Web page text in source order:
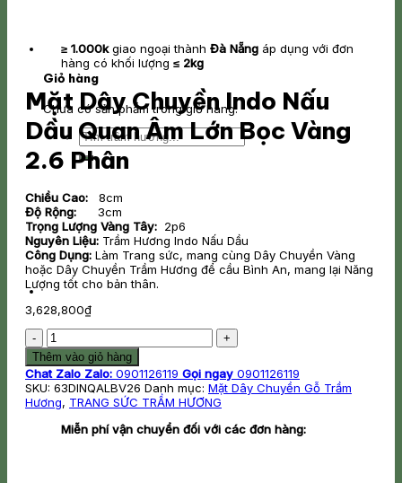
Giỏ hàng
Chưa có sản phẩm trong giỏ hàng.
Tìm
kiếm:
≥ 1.000kgiao ngoại thành Đà Nẵng áp dụng với đơn
hàng có khối lượng ≤ 2kg
Mặt Dây Chuyền Indo Nấu
Dầu Quan Âm Lớn Bọc Vàng
2.6 Phân
Chiều Cao: 8cm
Độ Rộng:
3cm
Trọng Lượng Vàng Tây: 2p6
Nguyên Liệu: Trầm Hương Indo Nấu Dầu
Công Dụng: Làm Trang sức, mang cùng Dây Chuyền Vàng
hoặc Dây Chuyền Trầm Hương để cầu Bình An, mang lại Năng
Lượng tốt cho bản thân.
3,628,800₫
Mặt
Dây
Chuyền
Indo
Nấu
Dầu
Quan
Âm
Thêm vào giỏ hàng
Chat Zalo Zalo: 0901126119 Gọi ngay 0901126119
SKU: 63DINQALBV26 Danh mục: Mặt Dây Chuyền Gỗ Trầm
Hương, TRANG SỨC TRẦM HƯƠNG
Miễn phí vận chuyển đối với các đơn hàng: